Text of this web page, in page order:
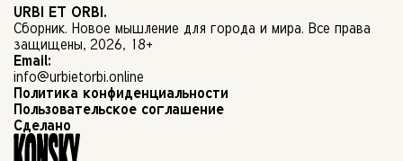
URBI ET ORBI.
Cборник. Новое мышление для города и мира. Все права
защищены, 2026, 18+
Email:
info@urbietorbi.online
Политика конфиденциальности
Пользовательское соглашение
Сделано